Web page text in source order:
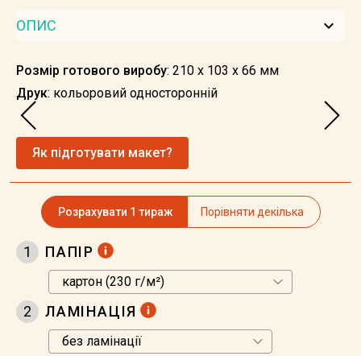
ОПИС keyboard_arrow_down
Розмір готового виробу: 210 х 103 х 66 мм
Друк: кольоровий односторонній
Як підготувати макет?
Розрахувати 1 тираж Порівняти декілька
1 ПАПІР
2 ЛАМІНАЦІЯ